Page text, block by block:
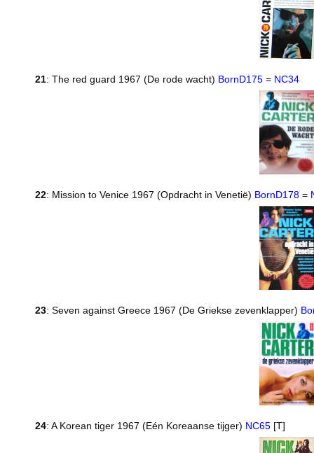
21: The red guard 1967 (De rode wacht) BornD175 = NC34
22: Mission to Venice 1967 (Opdracht in Venetië) BornD178 =
23: Seven against Greece 1967 (De Griekse zevenklapper)
24: A Korean tiger 1967 (Eén Koreaanse tijger) NC65 [T]